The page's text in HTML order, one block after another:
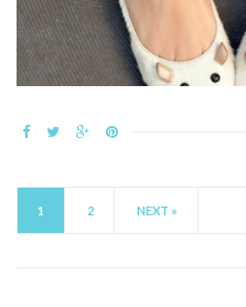
1 2 NEXT »